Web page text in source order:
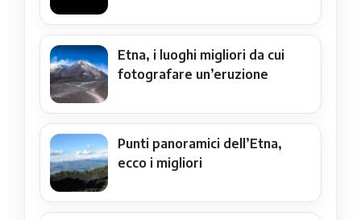
Etna, i luoghi migliori da cui
fotografare un’eruzione
Punti panoramici dell’Etna,
ecco i migliori